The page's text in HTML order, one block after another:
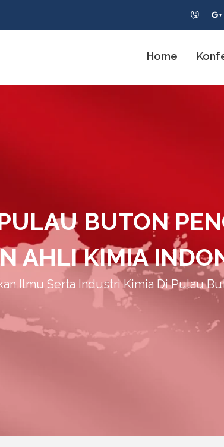
Home
BUTON
AHLI KIMIA
Ilmu Serta Industri Kimia Di Pulau